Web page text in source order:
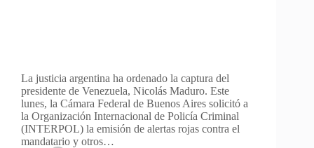
La justicia argentina ha ordenado la captura del
presidente de Venezuela, Nicolás Maduro. Este
lunes, la Cámara Federal de Buenos Aires solicitó a
la Organización Internacional de Policía Criminal
(INTERPOL) la emisión de alertas rojas contra el
mandatario y otros…